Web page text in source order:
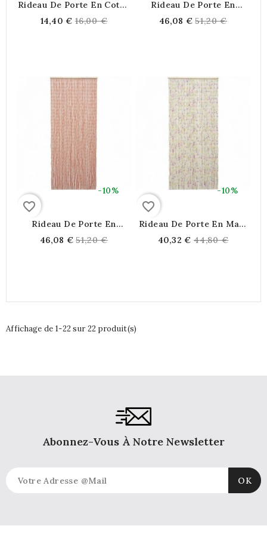
Rideau De Porte En Coton
Bleu
14,40 € Regular
16,00 €
Rideau De Porte En
Papier Corde Vert À 43
Pendants | Store Anti-
46,08 € Regular
51,20 €
-10%
favorite_border
Rideau De Porte En
Papier Corde, 43
Pendants Bohème Et
46,08 € Regular
51,20 €
-10%
favorite_border
Rideau De Porte En Maïs
Multicolore | 35 Pendants
Anti-Mouche Naturel
40,32 € Regular
44,80 €
Affichage de 1-22 sur 22 produit(s)
Abonnez-Vous À Notre Newsletter